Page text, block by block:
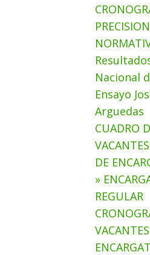
Nacional
Ensayo
Arguedas
CUADRO
DE
»
REGULAR